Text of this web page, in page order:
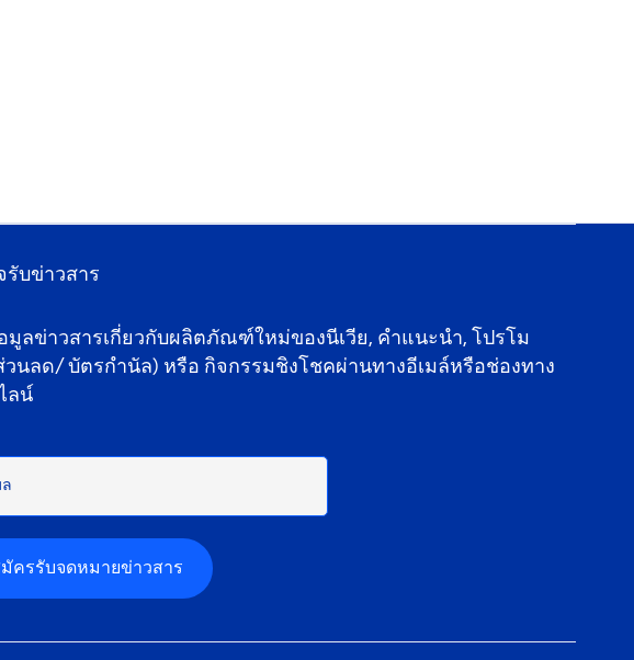
รับข่าวสาร
มูลข่าวสารเกี่ยวกับผลิตภัณฑ์ใหม่ของนีเวีย, คำแนะนำ, โปรโม
นลด/ บัตรกำนัล) หรือ กิจกรรมชิงโชคผ่านทางอีเมล์หรือช่องทาง
ลน์
ครรับจดหมายข่าวสาร